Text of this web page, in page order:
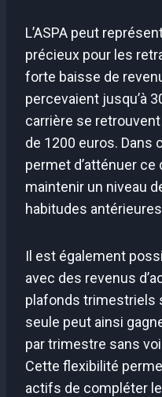
L’ASPA peut
précieux pour les
forte baisse de
percevaient jusqu’à
carrière se
de 1200 euros. Dans
permet d’atténuer
maintenir un niveau
habitudes
Il est également
avec des revenus
plafonds trimestriels
seule peut ainsi
par trimestre sans
Cette flexibilité
actifs de compléter